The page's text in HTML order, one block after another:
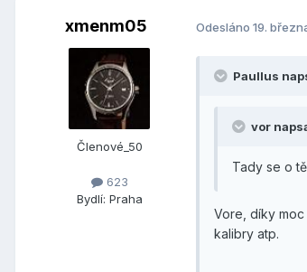
xmenm05
Členové_50
623
Bydlí: Praha
Odesláno 19.
Paullus
vor
Tady se o
Vore, díky
kalibry atp.